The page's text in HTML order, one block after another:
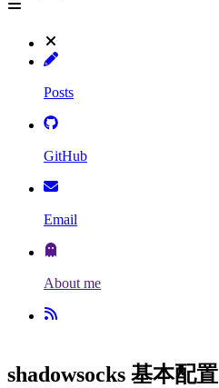
Posts
GitHub
Email
About me
shadowsocks 基本配置